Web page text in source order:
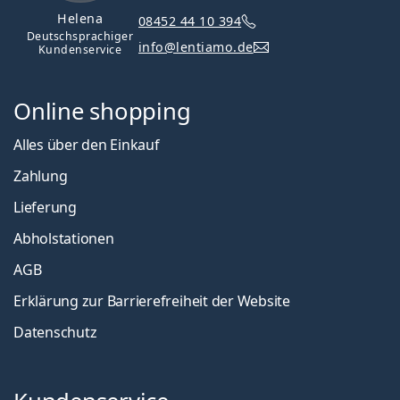
Helena
Deutschsprachiger
Kundenservice
08452 44 10 394
info@lentiamo.de
Online shopping
Alles über den Einkauf
Zahlung
Lieferung
Abholstationen
AGB
Erklärung zur Barrierefreiheit der Website
Datenschutz